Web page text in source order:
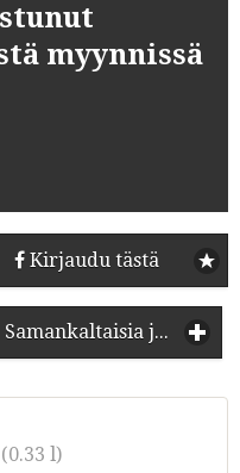
myynnissä
Kirjaudu tästä
Samankaltaisia juomia
(0.33 l)